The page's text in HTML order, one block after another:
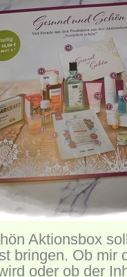
Aktionsbox
bringen. Ob mir
oder ob der